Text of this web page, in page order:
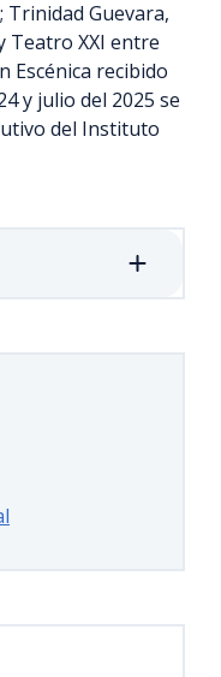
Trinidad Guevara,
Teatro XXI entre
Escénica recibido
y julio del 2025 se
del Instituto